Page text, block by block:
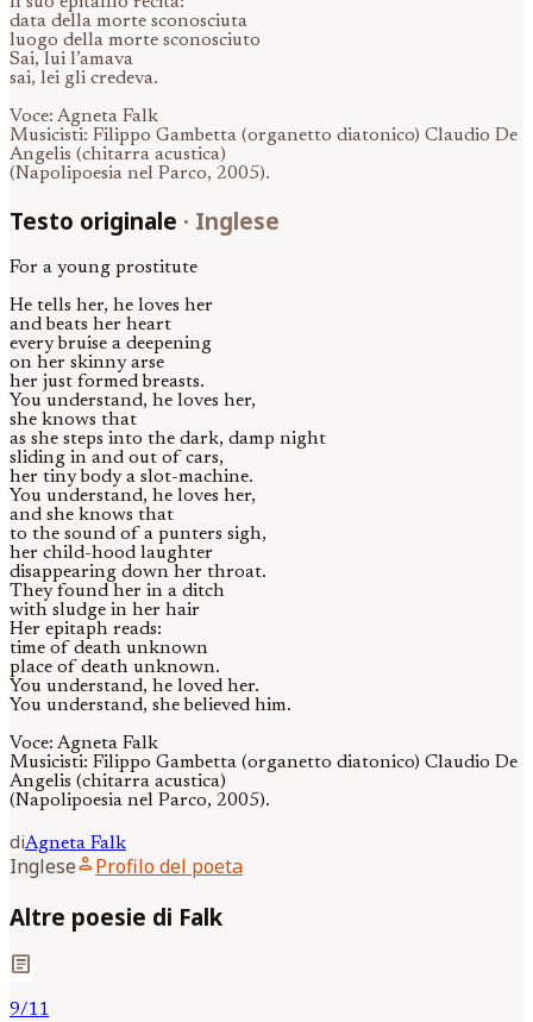
data della morte sconosciuta
luogo della morte sconosciuto
Sai, lui l’amava
sai, lei gli credeva.
Voce: Agneta Falk
Musicisti: Filippo Gambetta (organetto diatonico) Claudio De
Angelis (chitarra acustica)
(Napolipoesia nel Parco, 2005).
Testo originale · Inglese
For a young prostitute
He tells her, he loves her
and beats her heart
every bruise a deepening
on her skinny arse
her just formed breasts.
You understand, he loves her,
she knows that
as she steps into the dark, damp night
sliding in and out of cars,
her tiny body a slot-machine.
You understand, he loves her,
and she knows that
to the sound of a punters sigh,
her child-hood laughter
disappearing down her throat.
They found her in a ditch
with sludge in her hair
Her epitaph reads:
time of death unknown
place of death unknown.
You understand, he loved her.
You understand, she believed him.
Voce: Agneta Falk
Musicisti: Filippo Gambetta (organetto diatonico) Claudio De
Angelis (chitarra acustica)
(Napolipoesia nel Parco, 2005).
diAgneta Falk
Ingleseperson Profilo del poeta
Altre poesie di Falk
article
9/11